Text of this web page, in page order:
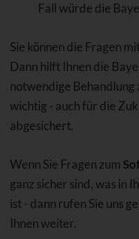
Fall würde die
Sie können die Fragen
Dann hilft Ihnen die
notwendige Behandlung
wichtig - auch für die
abgesichert.
Wenn Sie Fragen zum
ganz sicher sind, was in
ist - dann rufen Sie uns
Ihnen weiter.